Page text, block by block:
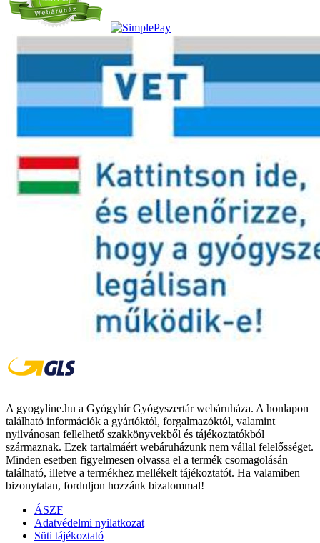
A gyogyline.hu a Gyógyhír Gyógyszertár webáruháza. A honlapon
található információk a gyártóktól, forgalmazóktól, valamint
nyilvánosan fellelhető szakkönyvekből és tájékoztatókból
származnak. Ezek tartalmáért webáruházunk nem vállal felelősséget.
Minden esetben figyelmesen olvassa el a termék csomagolásán
található, illetve a termékhez mellékelt tájékoztatót. Ha valamiben
bizonytalan, forduljon hozzánk bizalommal!
ÁSZF
Adatvédelmi nyilatkozat
Süti tájékoztató